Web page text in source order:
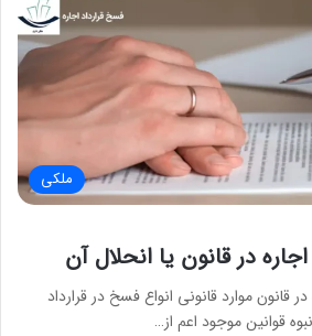
ملکی
در قانون یا انحلال آن
قانون موارد قانونی انواع فسخ در قرارداد
قوانین موجود اعم از…